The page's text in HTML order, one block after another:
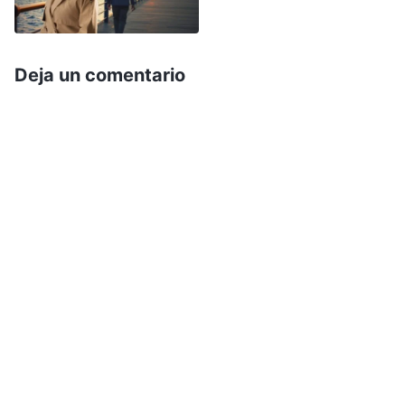
por sorpresa. Nunca pensé que realmente
cuerpo y alma, durante muchos años. Sin
Deja un comentario